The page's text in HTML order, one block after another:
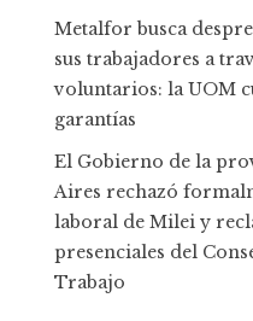
Metalfor busca
sus trabajadores a
voluntarios: la UOM
garantías
El Gobierno de la
Aires rechazó
laboral de Milei y
presenciales del
Trabajo